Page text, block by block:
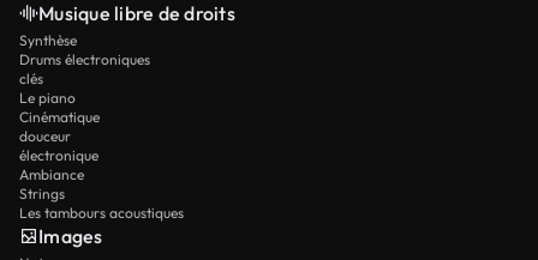
Musique libre de droits
Synthèse
Drums électroniques
clés
Le piano
Cinématique
douceur
électronique
Ambiance
Strings
Les tambours acoustiques
Images